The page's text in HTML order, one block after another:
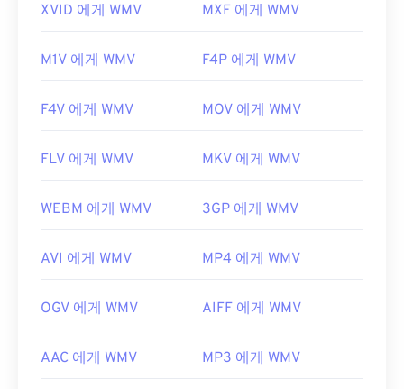
XVID 에게 WMV MXF 에게 WMV
M1V 에게 WMV F4P 에게 WMV
F4V 에게 WMV MOV 에게 WMV
FLV 에게 WMV MKV 에게 WMV
WEBM 에게 WMV 3GP 에게 WMV
AVI 에게 WMV MP4 에게 WMV
OGV 에게 WMV AIFF 에게 WMV
AAC 에게 WMV MP3 에게 WMV